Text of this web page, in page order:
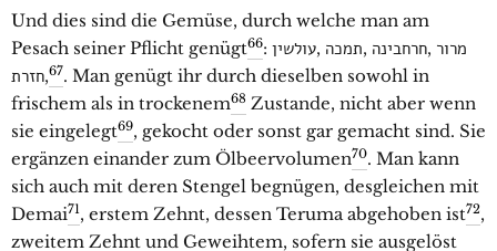
Und dies sind die Gemüse, durch welche man am
Pesach seiner Pflicht genügt66: מרור ,חרחבינה ,תמכה ,עולשין
,חזרת67. Man genügt ihr durch dieselben sowohl in
frischem als in trockenem68 Zustande, nicht aber wenn
sie eingelegt69, gekocht oder sonst gar gemacht sind. Sie
ergänzen einander zum Ölbeervolumen70. Man kann
sich auch mit deren Stengel begnügen, desgleichen mit
Demai71, erstem Zehnt, dessen Teruma abgehoben ist72,
zweitem Zehnt und Geweihtem, sofern sie ausgelöst